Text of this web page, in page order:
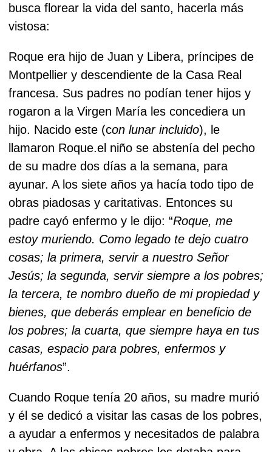
busca florear la vida del santo, hacerla más
vistosa:
Roque era hijo de Juan y Libera, príncipes de
Montpellier y descendiente de la Casa Real
francesa. Sus padres no podían tener hijos y
rogaron a la Virgen María les concediera un
hijo. Nacido este (con lunar incluido), le
llamaron Roque.el niño se abstenía del pecho
de su madre dos días a la semana, para
ayunar. A los siete años ya hacía todo tipo de
obras piadosas y caritativas. Entonces su
padre cayó enfermo y le dijo: “Roque, me
estoy muriendo. Como legado te dejo cuatro
cosas; la primera, servir a nuestro Señor
Jesús; la segunda, servir siempre a los pobres;
la tercera, te nombro dueño de mi propiedad y
bienes, que deberás emplear en beneficio de
los pobres; la cuarta, que siempre haya en tus
casas, espacio para pobres, enfermos y
huérfanos”.
Cuando Roque tenía 20 años, su madre murió
y él se dedicó a visitar las casas de los pobres,
a ayudar a enfermos y necesitados de palabra